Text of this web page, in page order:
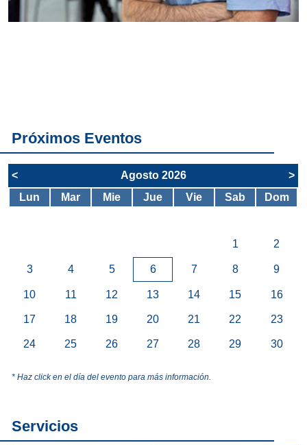
Próximos Eventos
< Agosto 2026
>
Lun
Mar Mie Jue Vie Sab Dom
1 2
3 4 5 6 7 8 9
10 11 12 13 14 15 16
17 18 19 20 21 22 23
24 25 26 27 28 29 30
* Haz click en el día del evento para más información.
Servicios